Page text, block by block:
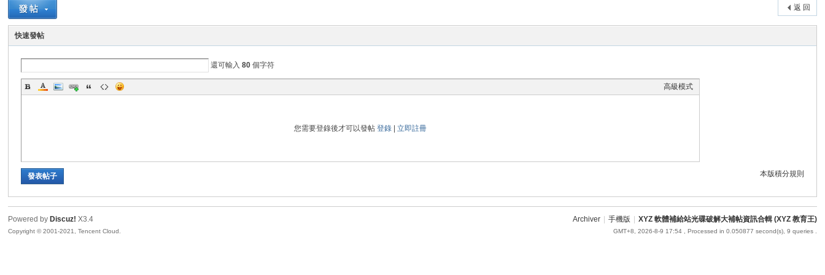
Z
返 回
快速發帖
還可輸入80 個字符
高級模式
您需要登錄後才可以發帖 登錄| 立即註冊
本版積分規則
發表帖子
Archiver 手機版 XYZ 軟體補給站光碟破解大補帖資訊合輯 (XYZ 教育王)
GMT+8, 2026-8-9 17:54, Processed in 0.050877 second(s), 9 queries .
Powered by Discuz! X3.4
Copyright © 2001-2021, Tencent Cloud.